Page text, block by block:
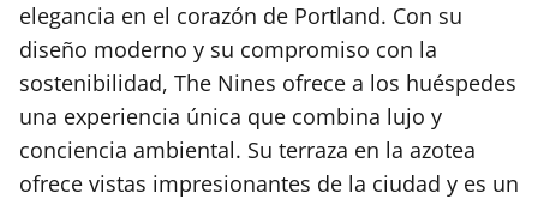
elegancia en el corazón de Portland. Con su
diseño moderno y su compromiso con la
sostenibilidad, The Nines ofrece a los huéspedes
una experiencia única que combina lujo y
conciencia ambiental. Su terraza en la azotea
ofrece vistas impresionantes de la ciudad y es un